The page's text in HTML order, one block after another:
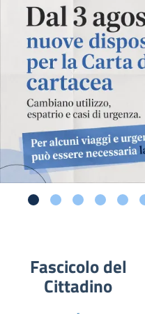
Fascicolo del
Cittadino